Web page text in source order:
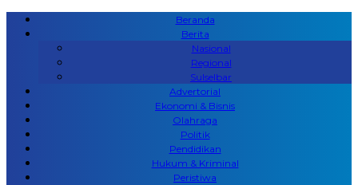
Beranda
Berita
Nasional
Regional
Sulselbar
Advertorial
Ekonomi & Bisnis
Olahraga
Politik
Pendidikan
Hukum & Kriminal
Peristiwa